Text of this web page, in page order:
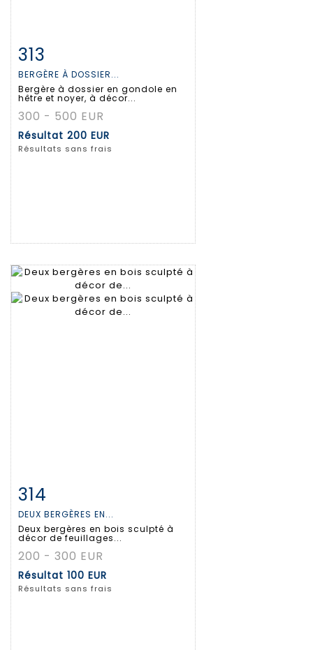
Fiche détaillée
313
BERGÈRE À DOSSIER...
Bergère à dossier en gondole en
hêtre et noyer, à décor...
300 - 500 EUR
Résultat 200 EUR
Résultats sans frais
Fiche détaillée
314
DEUX BERGÈRES EN...
Deux bergères en bois sculpté à
décor de feuillages...
200 - 300 EUR
Résultat 100 EUR
Résultats sans frais